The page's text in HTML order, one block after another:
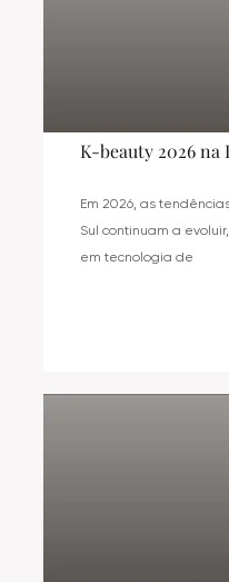
K-beauty 2026 na
Em 2026, as
Sul continuam a
em tecnologia de